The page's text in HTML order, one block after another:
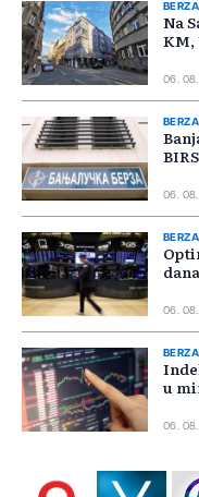
BERZA
Na
KM,
06.
BERZA
06.
BERZA
dana
06.
BERZA
u
06.